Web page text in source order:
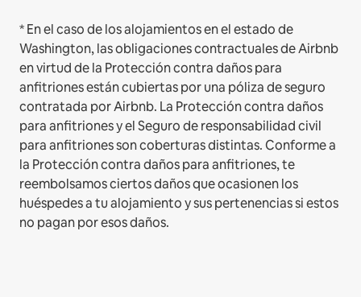
* En el caso de los alojamientos en el estado de
Washington, las obligaciones contractuales de Airbnb
en virtud de la Protección contra daños para
anfitriones están cubiertas por una póliza de seguro
contratada por Airbnb. La Protección contra daños
para anfitriones y el Seguro de responsabilidad civil
para anfitriones son coberturas distintas. Conforme a
la Protección contra daños para anfitriones, te
reembolsamos ciertos daños que ocasionen los
huéspedes a tu alojamiento y sus pertenencias si estos
no pagan por esos daños.